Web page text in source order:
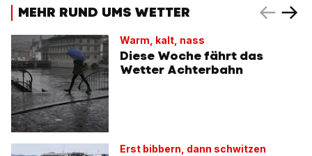
MEHR RUND UMS WETTER
Warm, kalt, nass
Diese Woche fährt das
Wetter Achterbahn
Erst bibbern, dann schwitzen